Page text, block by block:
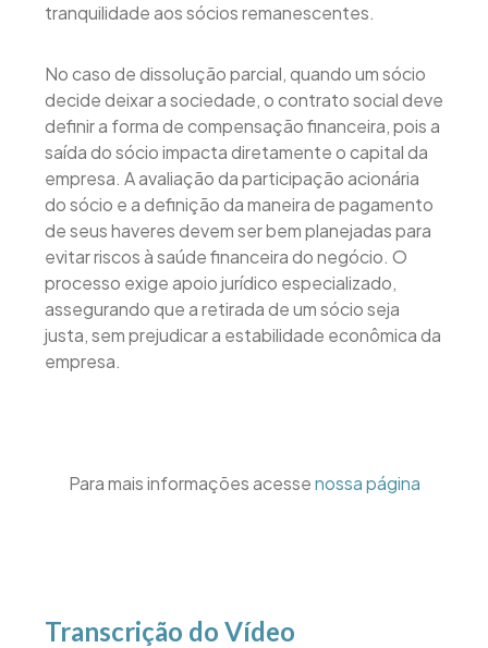
tranquilidade aos sócios remanescentes.
No caso de dissolução parcial, quando um sócio
decide deixar a sociedade, o contrato social deve
definir a forma de compensação financeira, pois a
saída do sócio impacta diretamente o capital da
empresa. A avaliação da participação acionária
do sócio e a definição da maneira de pagamento
de seus haveres devem ser bem planejadas para
evitar riscos à saúde financeira do negócio. O
processo exige apoio jurídico especializado,
assegurando que a retirada de um sócio seja
justa, sem prejudicar a estabilidade econômica da
empresa.
Para mais informações acessenossa página
Transcrição do Vídeo